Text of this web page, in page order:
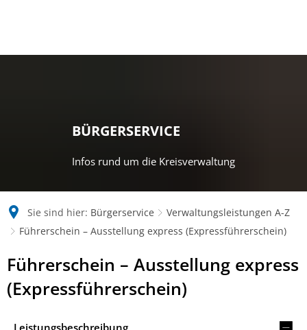
BÜRGERSERVICE
Infos rund um die Kreisverwaltung
Sie sind hier: Bürgerservice
Verwaltungsleistungen A-Z
Führerschein – Ausstellung express (Expressführerschein)
Führerschein – Ausstellung express
(Expressführerschein)
Leistungsbeschreibung